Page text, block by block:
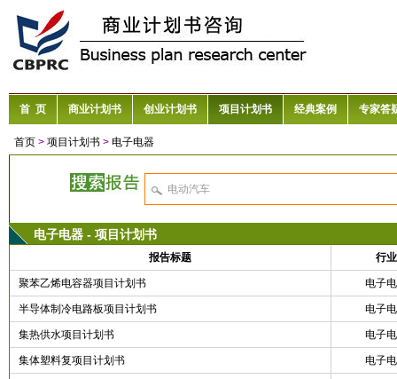
首 页 商业计划书 创业计划书 项目计划书 经典案例 专家答
首页 > 项目计划书 > 电子电器
电子电器 - 项目计划书
报告标题 行业
聚苯乙烯电容器项目计划书 电子
半导体制冷电路板项目计划书 电子
集热供水项目计划书 电子
集体塑料复项目计划书 电子